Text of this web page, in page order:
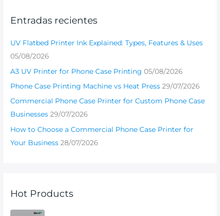
Entradas recientes
UV Flatbed Printer Ink Explained: Types, Features & Uses
05/08/2026
A3 UV Printer for Phone Case Printing 05/08/2026
Phone Case Printing Machine vs Heat Press 29/07/2026
Commercial Phone Case Printer for Custom Phone Case
Businesses 29/07/2026
How to Choose a Commercial Phone Case Printer for
Your Business 28/07/2026
Hot Products